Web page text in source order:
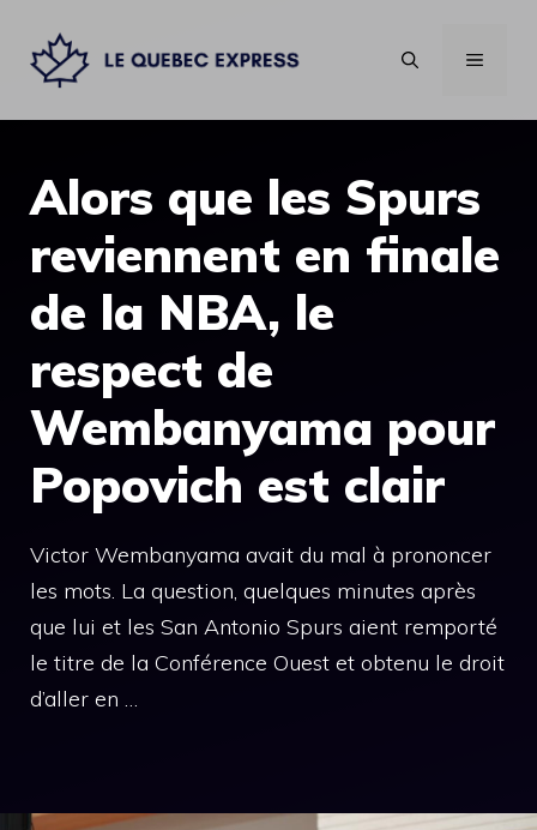
contenu
MENU
Alors que les Spurs
reviennent en finale
de la NBA, le
respect de
Wembanyama pour
Popovich est clair
Victor Wembanyama avait du mal à prononcer
les mots. La question, quelques minutes après
que lui et les San Antonio Spurs aient remporté
le titre de la Conférence Ouest et obtenu le droit
d’aller en …